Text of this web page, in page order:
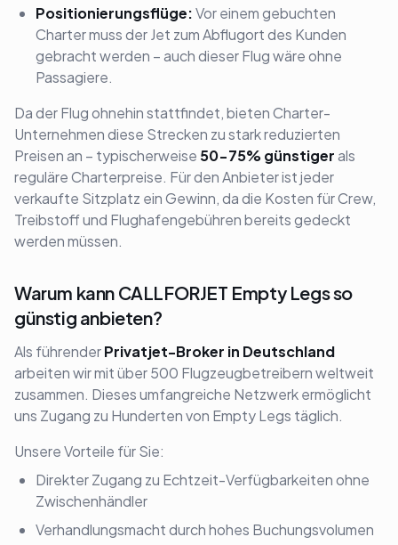
Positionierungsflüge:Vor einem gebuchten
Charter muss der Jet zum Abflugort des Kunden
gebracht werden – auch dieser Flug wäre ohne
Passagiere.
Da der Flug ohnehin stattfindet, bieten Charter-
Unternehmen diese Strecken zu stark reduzierten
Preisen an – typischerweise 50-75% günstigerals
reguläre Charterpreise. Für den Anbieter ist jeder
verkaufte Sitzplatz ein Gewinn, da die Kosten für Crew,
Treibstoff und Flughafengebühren bereits gedeckt
werden müssen.
Warum kann CALLFORJET Empty Legs so
günstig anbieten?
Als führenderPrivatjet-Broker in Deutschland
arbeiten wir mit über 500 Flugzeugbetreibern weltweit
zusammen. Dieses umfangreiche Netzwerk ermöglicht
uns Zugang zu Hunderten von Empty Legs täglich.
Unsere Vorteile für Sie:
Direkter Zugang zu Echtzeit-Verfügbarkeiten ohne
Zwischenhändler
Verhandlungsmacht durch hohes Buchungsvolumen